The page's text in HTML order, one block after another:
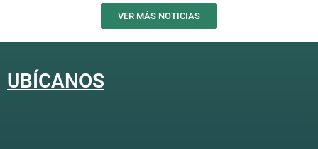
VER MÁS NOTICIAS
UBÍCANOS